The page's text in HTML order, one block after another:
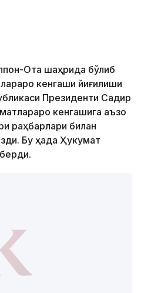
Ота шаҳрида бўлиб
кенгаши йиғилиши
Президенти Садир
кенгашига аъзо
раҳбарлари билан
Бу ҳақда Ҳукумат